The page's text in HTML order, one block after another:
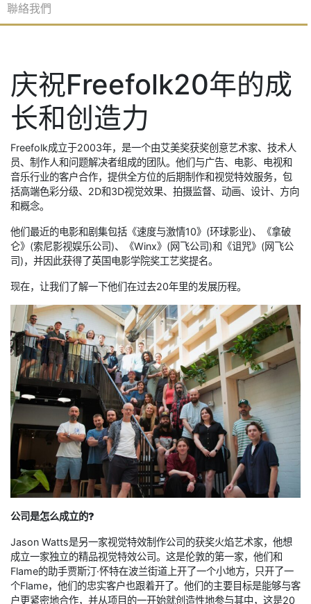
聯絡我們
庆祝Freefolk20年的成
长和创造力
Freefolk成立于2003年，是一个由艾美奖获奖创意艺术家、技术人
员、制作人和问题解决者组成的团队。他们与广告、电影、电视和
音乐行业的客户合作，提供全方位的后期制作和视觉特效服务，包
括高端色彩分级、2D和3D视觉效果、拍摄监督、动画、设计、方向
和概念。
他们最近的电影和剧集包括《速度与激情10》(环球影业)、《拿破
仑》(索尼影视娱乐公司)、《Winx》(网飞公司)和《诅咒》(网飞公
司)，并因此获得了英国电影学院奖工艺奖提名。
现在，让我们了解一下他们在过去20年里的发展历程。
公司是怎么成立的?
Jason Watts是另一家视觉特效制作公司的获奖火焰艺术家，他想
成立一家独立的精品视觉特效公司。这是伦敦的第一家，他们和
Flame的助手贾斯汀·怀特在波兰街道上开了一个小地方，只开了一
个Flame，他们的忠实客户也跟着开了。他们的主要目标是能够与客
户更紧密地合作，并从项目的一开始就创造性地参与其中，这是20